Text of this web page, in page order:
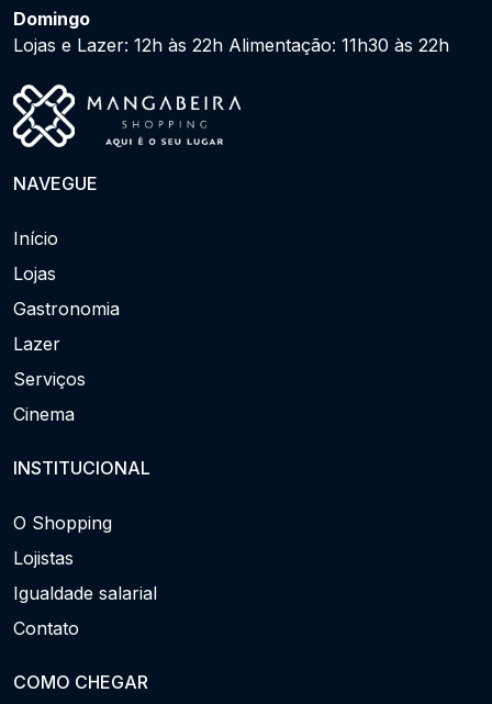
Domingo
Lojas e Lazer: 12h às 22h Alimentação: 11h30 às 22h
NAVEGUE
Início
Lojas
Gastronomia
Lazer
Serviços
Cinema
INSTITUCIONAL
O Shopping
Lojistas
Igualdade salarial
Contato
COMO CHEGAR